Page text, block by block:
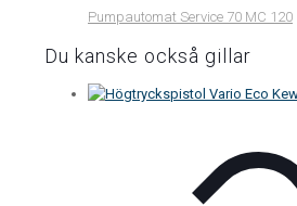
Pumpautomat Service 70 MC 120
Du kanske också gillar